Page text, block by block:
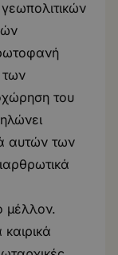
των
του
αυτών των
μέλλον.